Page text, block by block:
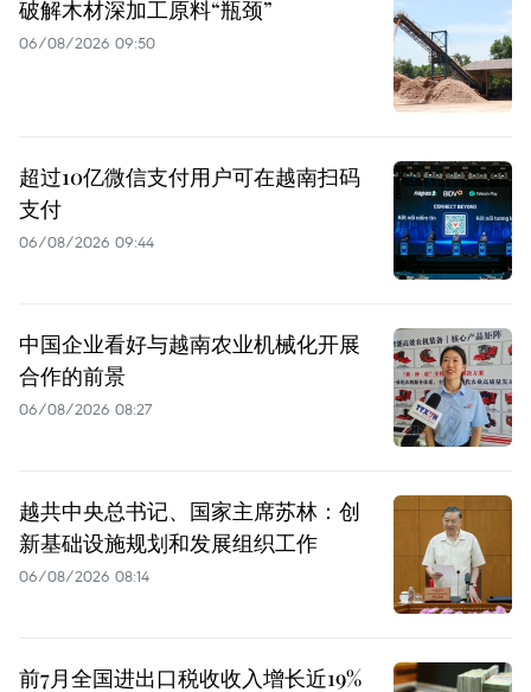
破解木材深加工原料“瓶颈”
06/08/2026 09:50
超过10亿微信支付用户可在越南扫码
支付
06/08/2026 09:44
中国企业看好与越南农业机械化开展
合作的前景
06/08/2026 08:27
越共中央总书记、国家主席苏林：创
新基础设施规划和发展组织工作
06/08/2026 08:14
前7月全国进出口税收收入增长近19%